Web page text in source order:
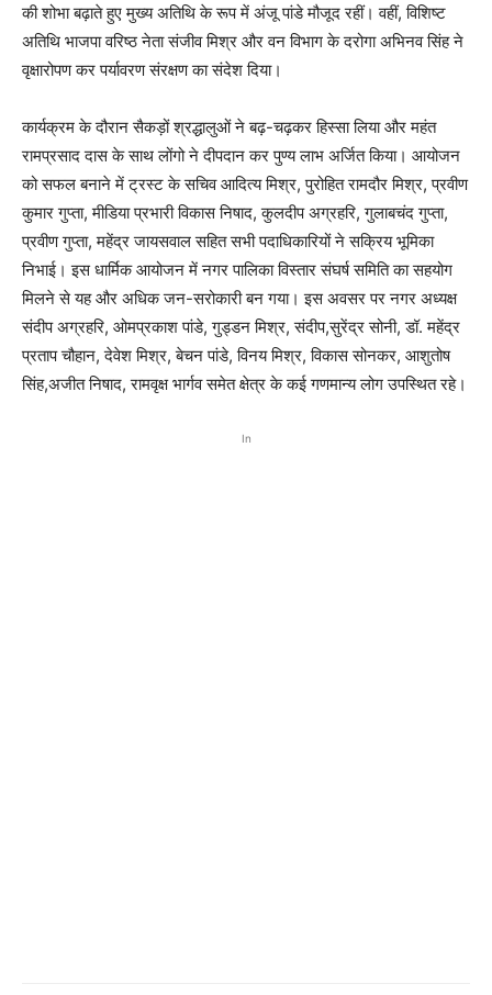
की शोभा बढ़ाते हुए मुख्य अतिथि के रूप में अंजू पांडे मौजूद रहीं। वहीं, विशिष्ट
अतिथि भाजपा वरिष्ठ नेता संजीव मिश्र और वन विभाग के दरोगा अभिनव सिंह ने
वृक्षारोपण कर पर्यावरण संरक्षण का संदेश दिया।
कार्यक्रम के दौरान सैकड़ों श्रद्धालुओं ने बढ़-चढ़कर हिस्सा लिया और महंत
रामप्रसाद दास के साथ लोंगो ने दीपदान कर पुण्य लाभ अर्जित किया। आयोजन
को सफल बनाने में ट्रस्ट के सचिव आदित्य मिश्र, पुरोहित रामदौर मिश्र, प्रवीण
कुमार गुप्ता, मीडिया प्रभारी विकास निषाद, कुलदीप अग्रहरि, गुलाबचंद गुप्ता,
प्रवीण गुप्ता, महेंद्र जायसवाल सहित सभी पदाधिकारियों ने सक्रिय भूमिका
निभाई। इस धार्मिक आयोजन में नगर पालिका विस्तार संघर्ष समिति का सहयोग
मिलने से यह और अधिक जन-सरोकारी बन गया। इस अवसर पर नगर अध्यक्ष
संदीप अग्रहरि, ओमप्रकाश पांडे, गुड्डन मिश्र, संदीप,सुरेंद्र सोनी, डॉ. महेंद्र
प्रताप चौहान, देवेश मिश्र, बेचन पांडे, विनय मिश्र, विकास सोनकर, आशुतोष
सिंह,अजीत निषाद, रामवृक्ष भार्गव समेत क्षेत्र के कई गणमान्य लोग उपस्थित रहे।
In